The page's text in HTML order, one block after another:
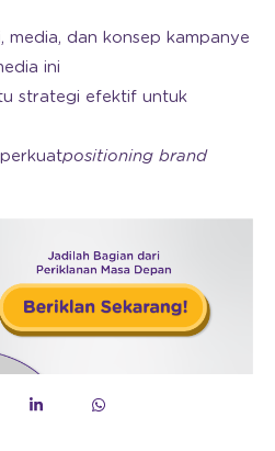
media, dan konsep kampanye
ini
strategi efektif untuk
positioning brand